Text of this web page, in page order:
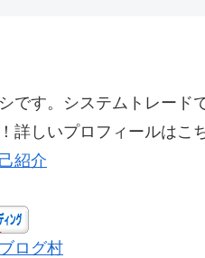
です。システムトレード
詳しいプロフィールはこ
紹介
ログ村